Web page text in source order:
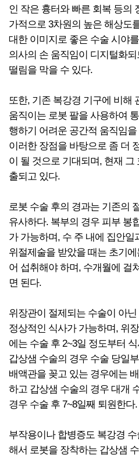
인 작은 흉터와 빠른 회복 등의
가적으로 3차원의 높은 해상도
대한 이미지로 좋은 수술 시야
의사의 손 움직임이 디지털화
떨림을 막을 수 있다.
또한, 기존 복강경 기구에 비해
움직이는 로봇 팔을 사용하여
행하기 어려운 공간적 움직임
이러한 장점을 바탕으로 좀 더
이 될 것으로 기대되며, 현재
출되고 있다.
로봇 수술 후의 경과는 기존의
유사하다. 복부의 경우 피부 봉
가 가능하며, 수 주 내에 집안
위절제술을 받았을 때는 초기
어 섭취해야 하며, 수개월에 걸
면 된다.
위장관이 절제되는 수술이 아
정상적인 식사가 가능하며, 위
에는 수술 후 2~3일 정도부터
갑상샘 수술의 경우 수술 당일
배액관을 꽂고 있는 경우에는
하고 갑상샘 수술의 경우 대개
경우 수술 후 7~8일째 퇴원한다.
부작용이나 합병증도 복강경
해서 로봇을 장착하는 갑상샘